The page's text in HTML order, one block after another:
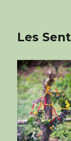
Les